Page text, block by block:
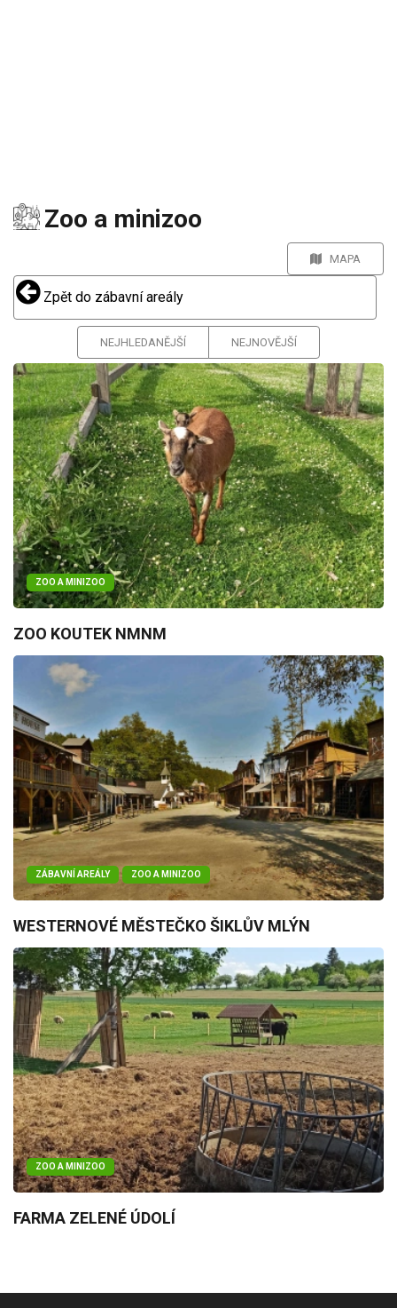
Zoo a minizoo
MAPA
Zpět do zábavní areály
NEJHLEDANĚJŠÍ NEJNOVĚJŠÍ
ZOO A MINIZOO
ZOO KOUTEK NMNM
ZÁBAVNÍ AREÁLY ZOO A MINIZOO
WESTERNOVÉ MĚSTEČKO ŠIKLŮV MLÝN
ZOO A MINIZOO
FARMA ZELENÉ ÚDOLÍ